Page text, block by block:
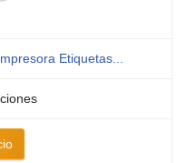
Etiquetas...